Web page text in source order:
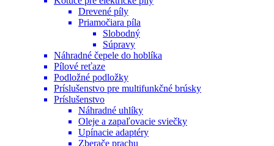
Drevené píly
Priamočiara píla
Slobodný
Súpravy
Náhradné čepele do hoblíka
Pílové reťaze
Podložné podložky
Príslušenstvo pre multifunkčné brúsky
Príslušenstvo
Náhradné uhlíky
Oleje a zapaľovacie sviečky
Upínacie adaptéry
Zberače prachu